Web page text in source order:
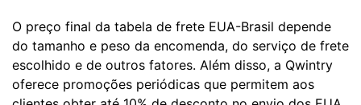
O preço final da tabela de frete EUA-Brasil depende
do tamanho e peso da encomenda, do serviço de frete
escolhido e de outros fatores. Além disso, a Qwintry
oferece promoções periódicas que permitem aos